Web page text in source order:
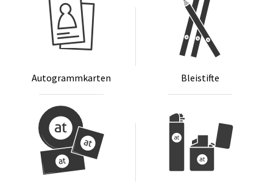
Au­to­gramm­kar­ten Blei­stif­te